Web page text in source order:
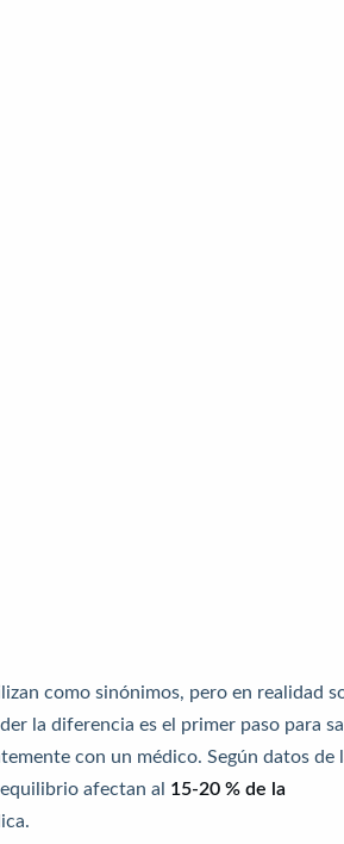
como sinónimos, pero en realidad
la diferencia es el primer paso para
con un médico. Según datos de
afectan al 15-20 % de la